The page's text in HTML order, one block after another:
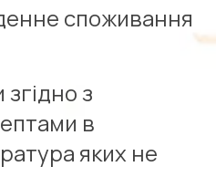
споживання
з
в
яких не